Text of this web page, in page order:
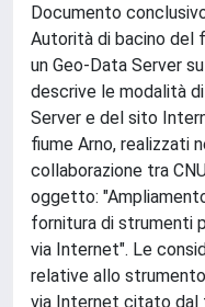
Documento
Autorità di bacino del
un Geo-Data Server
descrive le modalità
Server e del sito
fiume Arno, realizzati
collaborazione tra
oggetto:
fornitura di strumenti
via Internet". Le
relative allo
via Internet citato